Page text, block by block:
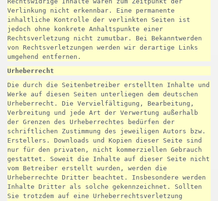
Verlinkung nicht erkennbar. Eine permanente
inhaltliche Kontrolle der verlinkten Seiten ist
jedoch ohne konkrete Anhaltspunkte einer
Rechtsverletzung nicht zumutbar. Bei Bekanntwerden
von Rechtsverletzungen werden wir derartige Links
umgehend entfernen.
Urheberrecht
Die durch die Seitenbetreiber erstellten Inhalte und
Werke auf diesen Seiten unterliegen dem deutschen
Urheberrecht. Die Vervielfältigung, Bearbeitung,
Verbreitung und jede Art der Verwertung außerhalb
der Grenzen des Urheberrechtes bedürfen der
schriftlichen Zustimmung des jeweiligen Autors bzw.
Erstellers. Downloads und Kopien dieser Seite sind
nur für den privaten, nicht kommerziellen Gebrauch
gestattet. Soweit die Inhalte auf dieser Seite nicht
vom Betreiber erstellt wurden, werden die
Urheberrechte Dritter beachtet. Insbesondere werden
Inhalte Dritter als solche gekennzeichnet. Sollten
Sie trotzdem auf eine Urheberrechtsverletzung